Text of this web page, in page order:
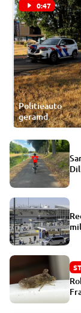
0:47
Politieauto
geramd